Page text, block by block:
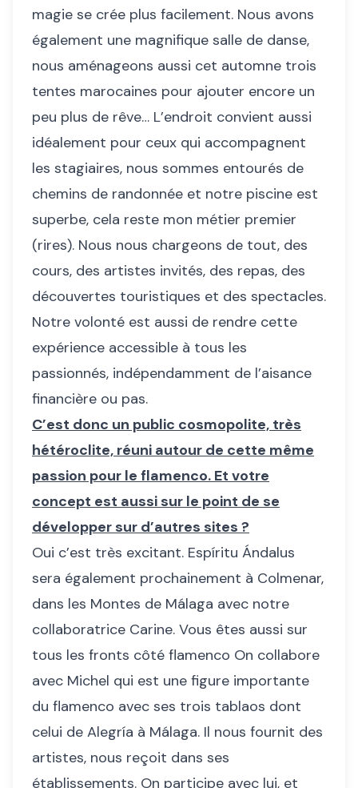
magie se crée plus facilement. Nous avons
également une magnifique salle de danse,
nous aménageons aussi cet automne trois
tentes marocaines pour ajouter encore un
peu plus de rêve… L’endroit convient aussi
idéalement pour ceux qui accompagnent
les stagiaires, nous sommes entourés de
chemins de randonnée et notre piscine est
superbe, cela reste mon métier premier
(rires). Nous nous chargeons de tout, des
cours, des artistes invités, des repas, des
découvertes touristiques et des spectacles.
Notre volonté est aussi de rendre cette
expérience accessible à tous les
passionnés, indépendamment de l’aisance
financière ou pas.
C’est donc un public cosmopolite, très
hétéroclite, réuni autour de cette même
passion pour le flamenco. Et votre
concept est aussi sur le point de se
développer sur d’autres sites ?
Oui c’est très excitant. Espíritu Ándalus
sera également prochainement à Colmenar,
dans les Montes de Málaga avec notre
collaboratrice Carine. Vous êtes aussi sur
tous les fronts côté flamenco On collabore
avec Michel qui est une figure importante
du flamenco avec ses trois tablaos dont
celui de Alegría à Málaga. Il nous fournit des
artistes, nous reçoit dans ses
établissements. On participe avec lui, et